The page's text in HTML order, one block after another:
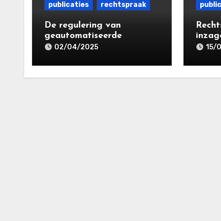
publicaties rechtspraak
De regulering van
geautomatiseerde
besluitvorming en
tussenstand
02/04/2025 15/